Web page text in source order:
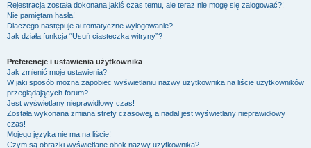
Rejestracja została dokonana jakiś czas temu, ale teraz nie mogę się zalogować?!
Nie pamiętam hasła!
Dlaczego następuje automatyczne wylogowanie?
Jak działa funkcja “Usuń ciasteczka witryny”?
Preferencje i ustawienia użytkownika
Jak zmienić moje ustawienia?
W jaki sposób można zapobiec wyświetlaniu nazwy użytkownika na liście użytkowników
przeglądających forum?
Jest wyświetlany nieprawidłowy czas!
Została wykonana zmiana strefy czasowej, a nadal jest wyświetlany nieprawidłowy
czas!
Mojego języka nie ma na liście!
Czym są obrazki wyświetlane obok nazwy użytkownika?